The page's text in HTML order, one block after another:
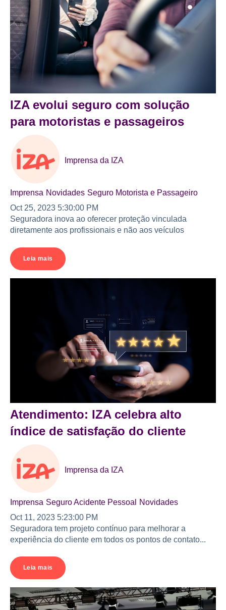
IZA evolui seguro com solução
para motoristas e passageiros
Imprensa da IZA
Imprensa Novidades Seguro Motorista e Passageiro
Oct 25, 2023 5:30:00 PM
Seguradora inova ao oferecer proteção vinculada
diretamente aos profissionais e não aos veículos
Leia mais
Atendimento: IZA celebra alto
índice de satisfação do cliente
Imprensa da IZA
Imprensa Seguro Acidente Pessoal
Novidades
Oct 11, 2023 5:23:00 PM
Seguradora tem projeto contínuo para melhorar a
experiência do cliente em todos os pontos de contato...
Leia mais